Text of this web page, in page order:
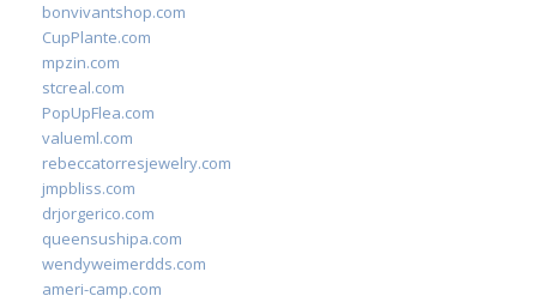
bonvivantshop.com
CupPlante.com
mpzin.com
stcreal.com
PopUpFlea.com
valueml.com
rebeccatorresjewelry.com
jmpbliss.com
drjorgerico.com
queensushipa.com
wendyweimerdds.com
ameri-camp.com